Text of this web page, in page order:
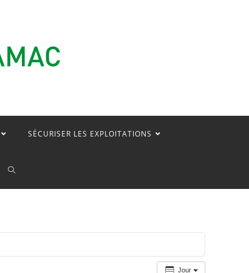
SÉCURISER LES EXPLOITATIONS
TOGGLE
Jour